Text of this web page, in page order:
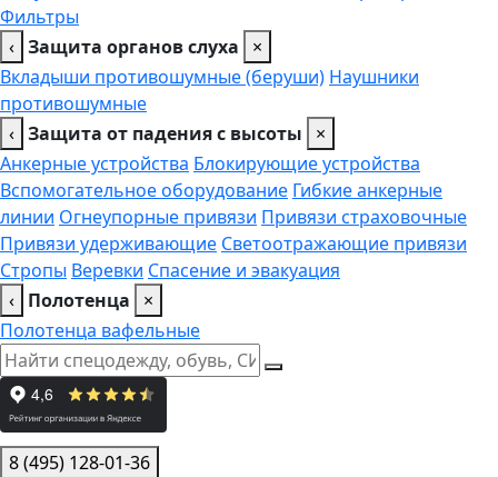
Фильтры
‹ Защита органов слуха
×
Вкладыши противошумные (беруши) Наушники
противошумные
‹ Защита от падения с высоты
×
Анкерные устройства Блокирующие устройства
Вспомогательное оборудование Гибкие анкерные
линии Огнеупорные привязи Привязи страховочные
Привязи удерживающие Светоотражающие привязи
Стропы Веревки Спасение и эвакуация
‹ Полотенца
×
Полотенца вафельные
8 (495) 128-01-36